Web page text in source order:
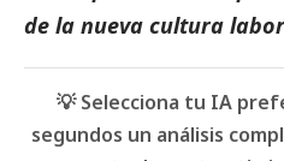
de la nueva cultura
💡 Selecciona tu IA
segundos un análisis